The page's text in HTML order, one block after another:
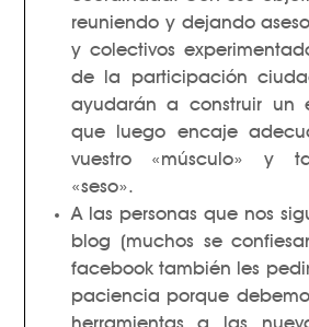
reuniendo y dejando
y colectivos
de la participación
ayudarán a construir un
que luego encaje
vuestro «músculo» y
«seso».
A las personas que nos
blog (muchos se
facebook también les
paciencia porque
herramientas a las